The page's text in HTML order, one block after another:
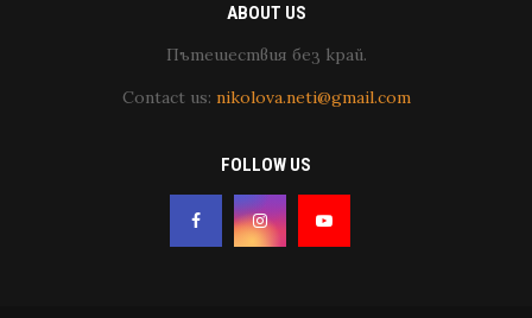
ABOUT US
Пътешествия без край.
Contact us: nikolova.neti@gmail.com
FOLLOW US